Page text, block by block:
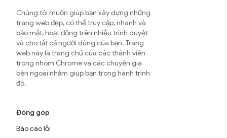
Chúng tôi muốn giúp bạn xây dựng những
trang web đẹp, có thể truy cập, nhanh và
bảo mật, hoạt động trên nhiều trình duyệt
và cho tất cả người dùng của bạn. Trang
web này là trang chủ của các thành viên
trong nhóm Chrome và các chuyên gia
bên ngoài nhằm giúp bạn trong hành trình
đó.
Đóng góp
Báo cáo lỗi